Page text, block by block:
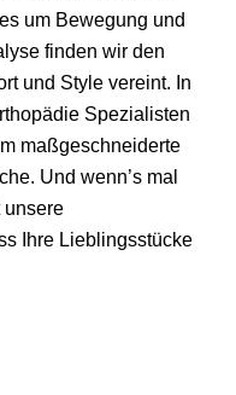
um Bewegung und
finden wir den
und Style vereint. In
Spezialisten
maßgeschneiderte
Und wenn’s mal
unsere
Ihre Lieblingsstücke